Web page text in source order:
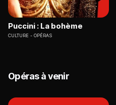
Puccini : La bohème
CULTURE OPÉRAS
Opéras à venir